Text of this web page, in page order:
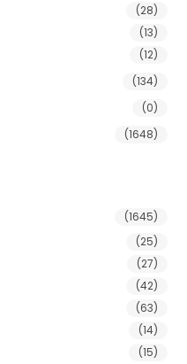
(28)
(13)
(12)
(134)
(0)
(1648)
(1645)
(25)
(27)
(42)
(63)
(14)
(15)